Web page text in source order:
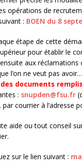
opérations de
: BOEN du 8
étape de cette
pour établir le
aux
l’on ne veut pas
documents
: snupden@fsu.fr
courrier à l’adresse
aide ou tout conseil
sur le lien suivant :